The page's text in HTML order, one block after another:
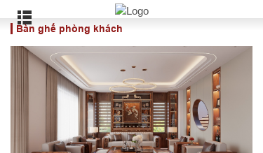
Bàn ghế phòng khách